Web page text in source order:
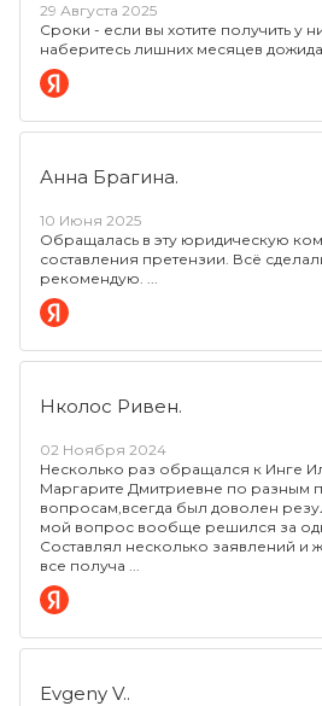
29 Августа 2025
Сроки - если вы хотите получить у
наберитесь лишних месяцев
Анна Брагина.
10 Июня 2025
Обращалась в эту юридическую
составления претензии. Всё
рекомендую.
Нколос Ривен.
02 Ноября 2024
Несколько раз обращался к Инге
Маргарите Дмитриевне по разным
вопросам,всегда был доволен
мой вопрос вообще решился за
Составлял несколько заявлений и
все получа
Evgeny V..